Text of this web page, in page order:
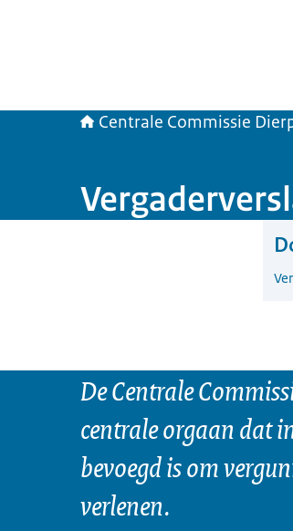
Centrale Commissie
De Centrale
centrale orgaan dat
bevoegd is om
verlenen.